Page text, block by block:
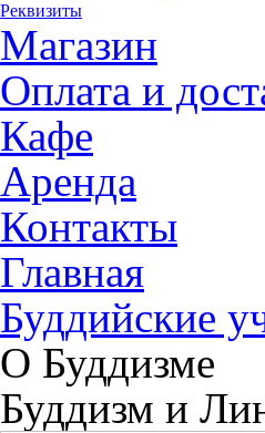
Реквизиты
Магазин
Оплата и
Кафе
Аренда
Контакты
Главная
Буддийские
О Буддизме
Буддизм и